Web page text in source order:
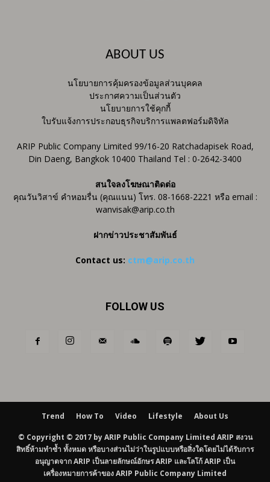
ABOUT US
นโยบายการคุ้มครองข้อมูลส่วนบุคคล
ประกาศความเป็นส่วนตัว
นโยบายการใช้คุกกี้
ใบรับแจ้งการประกอบธุรกิจบริการแพลตฟอร์มดิจิทัล
ARIP Public Company Limited 99/16-20 Ratchadapisek Road,
Din Daeng, Bangkok 10400 Thailand Tel : 0-2642-3400
สนใจลงโฆษณาติดต่อ
คุณวันวิสาข์ คำหอมรื่น (คุณแนน) โทร. 08-1668-2221 หรือ email :
wanvisak@arip.co.th
ฝากข่าวประชาสัมพันธ์
Contact us: ctm@arip.co.th
FOLLOW US
Trend How To Video Lifestyle About Us
© Copyright © 2017 by ARIP Public Company Limited ARIP สงวน
สิทธิ์ห้ามทำซ้ำ ทั้งหมด หรือบางส่วนไม่ว่าในรูปแบบหรือสิ่งใดโดยไม่ได้รับการ
อนุญาตจาก ARIP เป็นลายลักษณ์อักษร ARIP และโลโก้ ARIP เป็น
เครื่องหมายการค้าของ ARIP Public Company Limited